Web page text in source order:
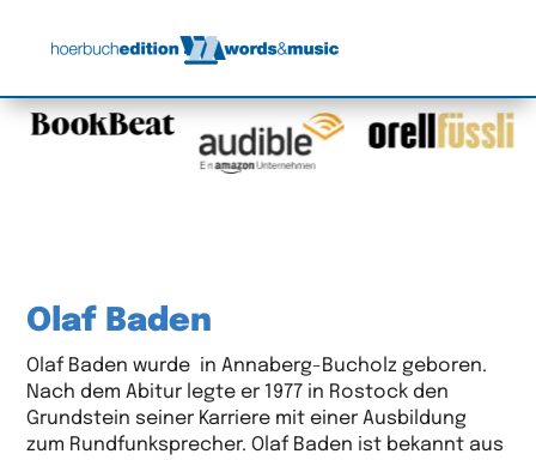
Olaf Baden
Olaf Baden wurde in Annaberg-Bucholz geboren.
Nach dem Abitur legte er 1977 in Rostock den
Grundstein seiner Karriere mit einer Ausbildung
zum Rundfunksprecher. Olaf Baden ist bekannt aus